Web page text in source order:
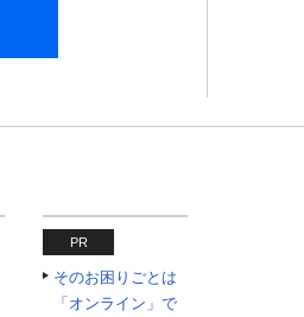
PR
そのお困りごとは
「オンライン」で